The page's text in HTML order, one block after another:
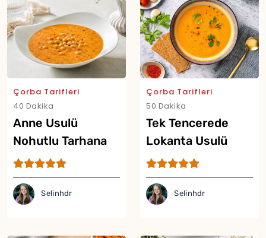
Çorba Tarifleri
40 Dakika
Anne Usulü
Nohutlu Tarhana
Çorbası Tarifi
Selinhdr
Çorba Tarifleri
50 Dakika
Tek Tencerede
Lokanta Usulü
Mercimek Çorbası
Tarifi
Selinhdr